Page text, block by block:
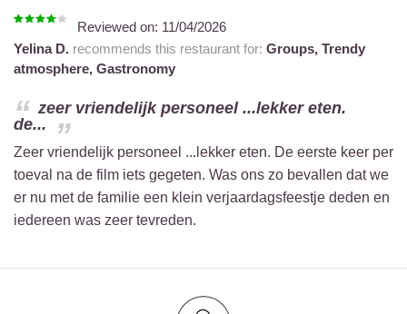
Reviewed on: 11/04/2026
Yelina D. recommends this restaurant for: Groups, Trendy
atmosphere, Gastronomy
zeer vriendelijk personeel ...lekker eten.
de...
Zeer vriendelijk personeel ...lekker eten. De eerste keer per
toeval na de film iets gegeten. Was ons zo bevallen dat we
er nu met de familie een klein verjaardagsfeestje deden en
iedereen was zeer tevreden.